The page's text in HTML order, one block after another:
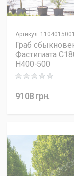
Артикул:
Граб
Фастигиата
H400-500
Rating: 0 out of 5
9108грн.